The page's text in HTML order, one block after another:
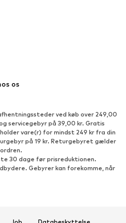
Trending
Ankelstøvler
Støvler
Lave sko
os
ved køb over 249,00
servicegebyr på 39,00 kr. Gratis
vare(r) for mindst 249 kr fra din
på 19 kr. Returgebyret gælder
30 dage før prisreduktionen.
Gebyrer kan forekomme, når